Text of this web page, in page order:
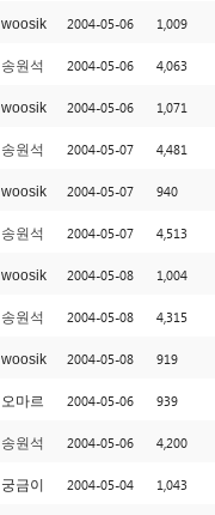
woosik 2004-05-06 1,009
송원석 2004-05-06 4,063
woosik 2004-05-06 1,071
송원석 2004-05-07 4,481
woosik 2004-05-07 940
송원석 2004-05-07 4,513
woosik 2004-05-08 1,004
송원석 2004-05-08 4,315
woosik 2004-05-08 919
오마르 2004-05-06 939
[1]
송원석 2004-05-06 4,200
궁금이 2004-05-04 1,043